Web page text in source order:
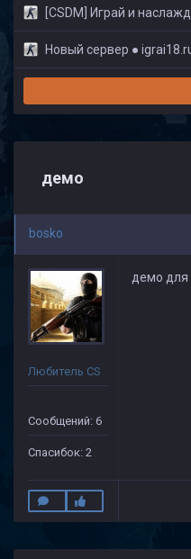
[CSDM] Играй и наслаждайся! ©
Новый сервер ●
демо
bosko
Любитель CS
Сообщений: 6
Спасибок: 2
демо для